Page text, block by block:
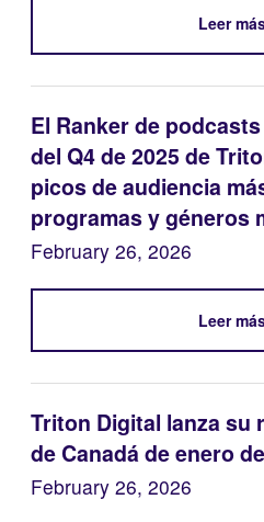
Leer
El Ranker de
del Q4 de 2025 de
picos de audiencia
programas y géneros
February 26, 2026
Leer
Triton Digital lanza su
de Canadá de enero
February 26, 2026